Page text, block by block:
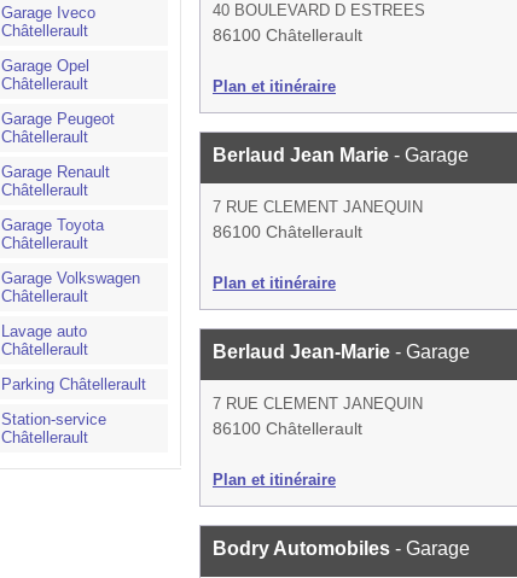
Garage Iveco
Châtellerault
Garage Opel
Châtellerault
Garage Peugeot
Châtellerault
Garage Renault
Châtellerault
Garage Toyota
Châtellerault
Garage Volkswagen
Châtellerault
Lavage auto
Châtellerault
Parking Châtellerault
Station-service
Châtellerault
40 BOULEVARD D ESTREES
86100 Châtellerault
Plan et itinéraire
Berlaud Jean Marie - Garage
7 RUE CLEMENT JANEQUIN
86100 Châtellerault
Plan et itinéraire
Berlaud Jean-Marie - Garage
7 RUE CLEMENT JANEQUIN
86100 Châtellerault
Plan et itinéraire
Bodry Automobiles - Garage